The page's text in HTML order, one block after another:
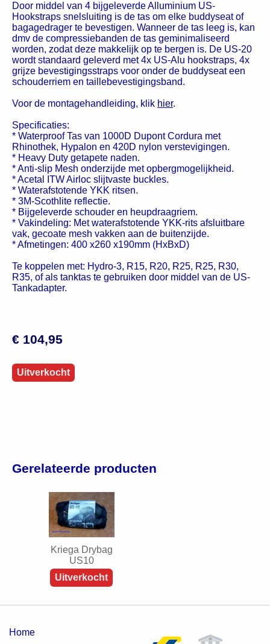
Door middel van 4 bijgeleverde Alluminium US-
Hookstraps snelsluiting is de tas om elke buddyseat of
bagagedrager te bevestigen. Wanneer de tas leeg is, kan
dmv de compressiebanden de tas geminimaliseerd
worden, zodat deze makkelijk op te bergen is. De US-20
wordt standaard geleverd met 4x US-Alu hookstraps, 4x
grijze bevestigingsstraps voor onder de buddyseat een
schouderriem en taillebevestigingsband.
Voor de montagehandleiding, klik hier.
Specificaties:
* Waterproof Tas van 1000D Dupont Cordura met
Rhinothek, Hypalon en 420D nylon verstevigingen.
* Heavy Duty getapete naden.
* Anti-slip Mesh onderzijde met opbergmogelijkheid.
* Acetal ITW Airloc slijtvaste buckles.
* Waterafstotende YKK ritsen.
* 3M-Scothlite reflectie.
* Bijgeleverde schouder en heupdraagriem.
* Vakindeling: Met waterafstotende YKK-rits afsluitbare
vak, gecoate mesh vakken aan de buitenzijde.
* Afmetingen: 400 x260 x190mm (HxBxD)
Te koppelen met: Hydro-3, R15, R20, R25, R25, R30,
R35, of als tanktas te gebruiken door middel van de US-
Tankadapter.
€ 104,95
Uitverkocht
Gerelateerde producten
Kriega Drybag
US10
Uitverkocht
Home